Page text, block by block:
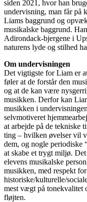
siden 2021, hvor han
undervisning, man får på
Liams baggrund og
musikalske baggrund.
Adirondack-bjergene i
naturens lyde og stilhed
Om undervisningen
Det vigtigste for Liam er
føler at de forstår den
og at de kan være
musikken. Derfor kan
musikken i
selvmotiveret
at arbejde på de tekniske
ting – hvilken øvelser vil
dem, og nogle periodiske
at skabe et trygt miljø.
elevens musikalske
musikken, med respekt
historiske/kulturelle/
mest vægt på tonekvalitet
fløjten.